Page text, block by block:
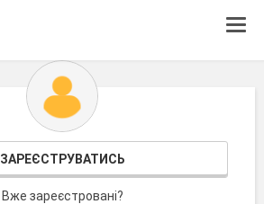
ЗАРЕЄСТРУВАТИСЬ
Вже зареєстровані?